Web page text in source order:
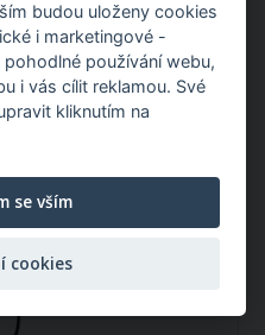
Lp, 10x1300 Le
budou uloženy cookies
i marketingové -
používání webu,
i vás cílit reklamou. Své
kliknutím na
se vším
cookies